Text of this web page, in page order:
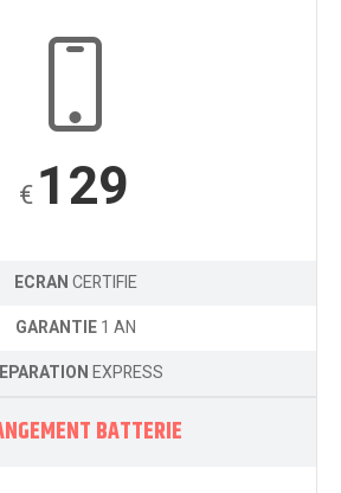
€129
ECRANCERTIFIE
GARANTIE1 AN
EXPRESS
BATTERIE